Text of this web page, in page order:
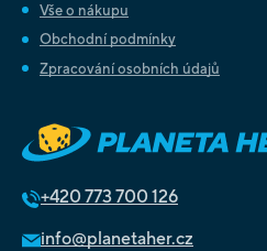
Vše o nákupu
Obchodní podmínky
Zpracování osobních údajů
+420 773 700 126
info@planetaher.cz